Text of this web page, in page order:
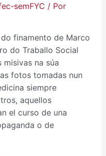
semFYC / Por
finamento de Marco
do Traballo Social
na súa
fotos tomadas nun
siempre
aquellos
el curso de una
o de